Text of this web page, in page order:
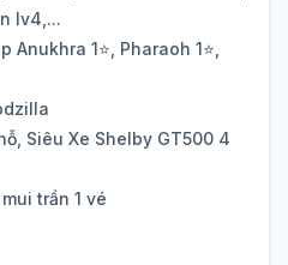
lv4,...
1⭐️, Pharaoh 1⭐️,
Siêu Xe Shelby GT500 4
trần 1 vé